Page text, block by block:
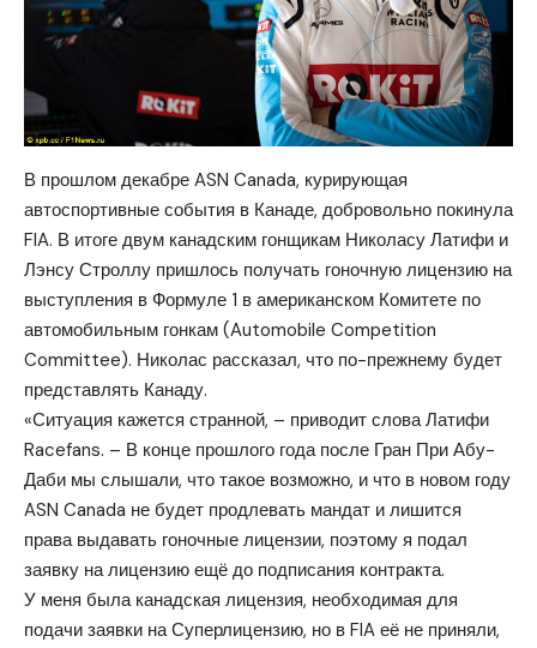
В прошлом декабре ASN Canada, курирующая
автоспортивные события в Канаде, добровольно покинула
FIA. В итоге двум канадским гонщикам Николасу Латифи и
Лэнсу Строллу пришлось получать гоночную лицензию на
выступления в Формуле 1 в американском Комитете по
автомобильным гонкам (Automobile Competition
Committee). Николас рассказал, что по-прежнему будет
представлять Канаду.
«Ситуация кажется странной, – приводит слова Латифи
Racefans. – В конце прошлого года после Гран При Абу-
Даби мы слышали, что такое возможно, и что в новом году
ASN Canada не будет продлевать мандат и лишится
права выдавать гоночные лицензии, поэтому я подал
заявку на лицензию ещё до подписания контракта.
У меня была канадская лицензия, необходимая для
подачи заявки на Суперлицензию, но в FIA её не приняли,